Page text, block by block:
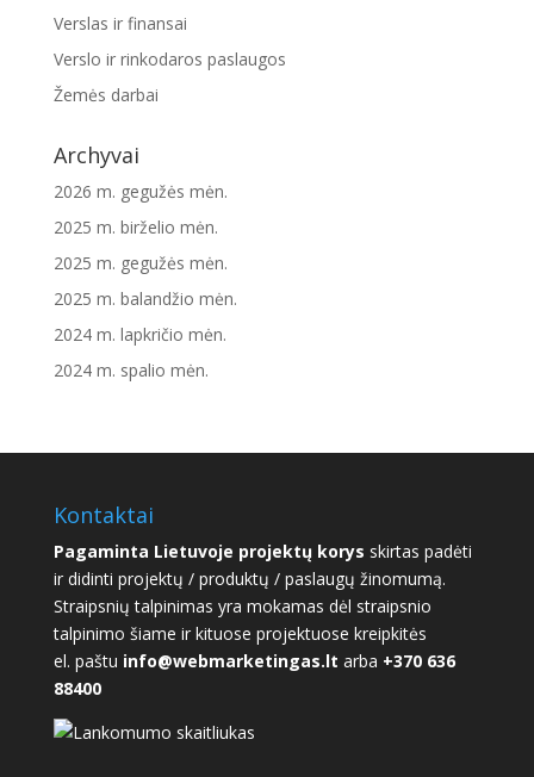
Verslas ir finansai
Verslo ir rinkodaros paslaugos
Žemės darbai
Archyvai
2026 m. gegužės mėn.
2025 m. birželio mėn.
2025 m. gegužės mėn.
2025 m. balandžio mėn.
2024 m. lapkričio mėn.
2024 m. spalio mėn.
Kontaktai
Pagaminta Lietuvoje projektų korys skirtas padėti
ir didinti projektų / produktų / paslaugų žinomumą.
Straipsnių talpinimas yra mokamas dėl straipsnio
talpinimo šiame ir kituose projektuose kreipkitės
el. paštu info@webmarketingas.lt arba +370 636
88400